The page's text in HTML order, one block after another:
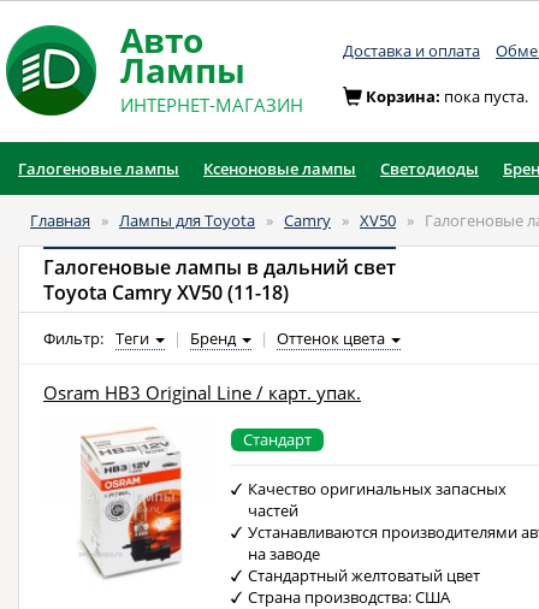
Авто
Лампы
ИНТЕРНЕТ-МАГАЗИН
Доставка и оплата
Корзина: пока пуста.
Галогеновые лампы Ксеноновые лампы Светодиоды
Главная » Лампы для Toyota » Camry » XV50 » Галогеновые
Галогеновые лампы в дальний свет
Toyota Camry XV50 (11-18)
Фильтр: Теги | Бренд | Оттенок цвета
Osram HB3 Original Line / карт. упак.
Стандарт
Качество оригинальных запасных
частей
Устанавливаются производителями
на заводе
Стандартный желтоватый цвет
Страна производства: США